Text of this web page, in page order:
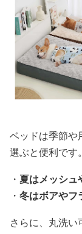
ベッドは季節や
選ぶと便利です。
・ 夏はメッシュ
・ 冬はボアやフ
さらに、丸洗